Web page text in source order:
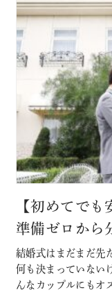
【初めてで
準備ゼロから
結婚式はまだまだ先
何も決まっていない
んなカップルにもオ